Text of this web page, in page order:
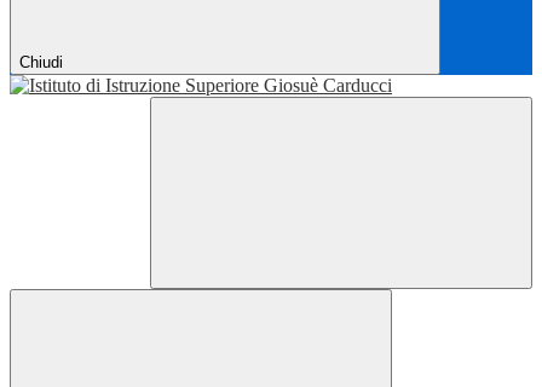
Chiudi